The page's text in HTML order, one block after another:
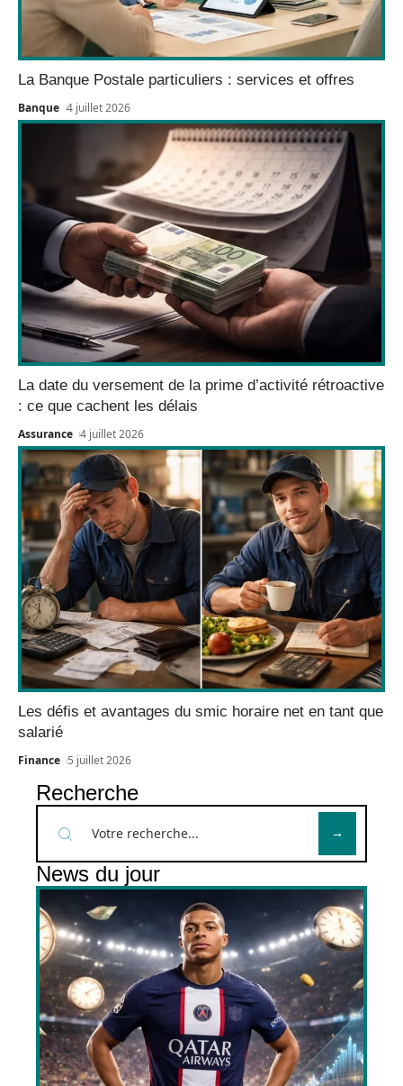
La Banque Postale particuliers : services et offres
Banque 4 juillet 2026
La date du versement de la prime d’activité rétroactive
: ce que cachent les délais
Assurance 4 juillet 2026
Les défis et avantages du smic horaire net en tant que
salarié
Finance 5 juillet 2026
Recherche
News du jour